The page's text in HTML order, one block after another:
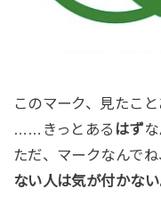
このマーク、見たこ
……きっとある はず
ただ、マークなんで
ない人は気が付かない